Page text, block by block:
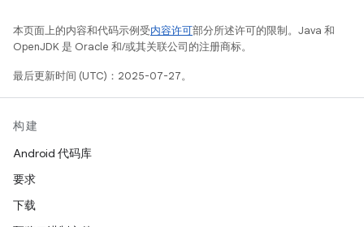
本页面上的内容和代码示例受内容许可部分所述许可的限制。Java 和
OpenJDK 是 Oracle 和/或其关联公司的注册商标。
最后更新时间 (UTC)：2025-07-27。
构建
Android 代码库
要求
下载